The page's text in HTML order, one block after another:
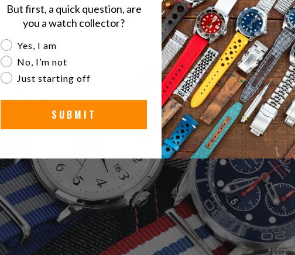
But first, a quick question, are
you a watch collector?
Are you a watch collector?
Yes, I am
No, I’m not
Just starting off
SUBMIT